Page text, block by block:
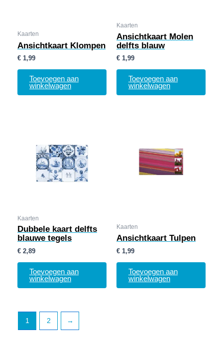
Kaarten
Ansichtkaart Klompen
€ 1,99
Toevoegen aan
winkelwagen
Kaarten
Ansichtkaart Molen
delfts blauw
€ 1,99
Toevoegen aan
winkelwagen
Kaarten
Dubbele kaart delfts
blauwe tegels
€ 2,89
Toevoegen aan
winkelwagen
Kaarten
Ansichtkaart Tulpen
€ 1,99
Toevoegen aan
winkelwagen
1 2 →